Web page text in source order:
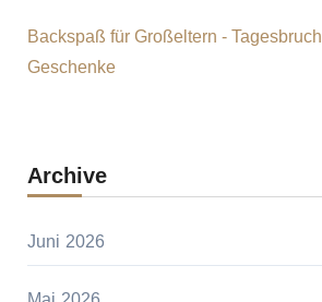
Backspaß für Großeltern - Tagesbruch
Geschenke
Archive
Juni 2026